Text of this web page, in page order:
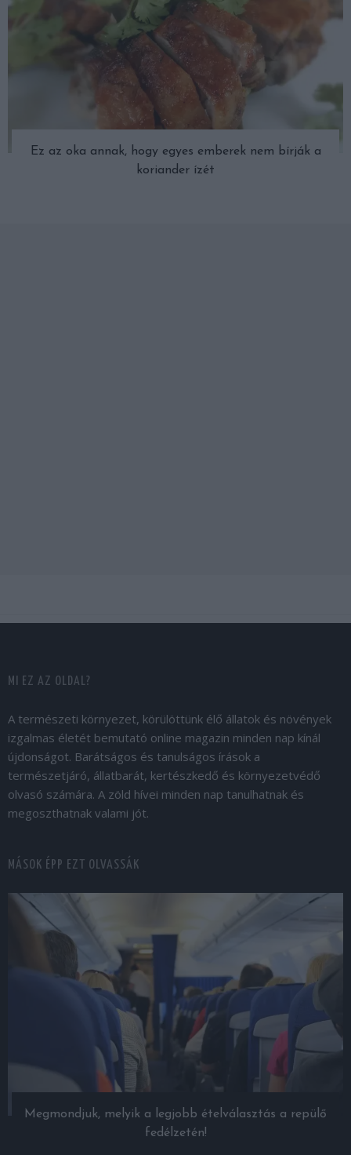
Ez az oka annak, hogy egyes emberek nem bírják a
koriander ízét
MI EZ AZ OLDAL?
A természeti környezet, körülöttünk élő állatok és növények
izgalmas életét bemutató online magazin minden nap kínál
újdonságot. Barátságos és tanulságos írások a
természetjáró, állatbarát, kertészkedő és környezetvédő
olvasó számára. A zöld hívei minden nap tanulhatnak és
megoszthatnak valami jót.
MÁSOK ÉPP EZT OLVASSÁK
Megmondjuk, melyik a legjobb ételválasztás a repülő
fedélzetén!